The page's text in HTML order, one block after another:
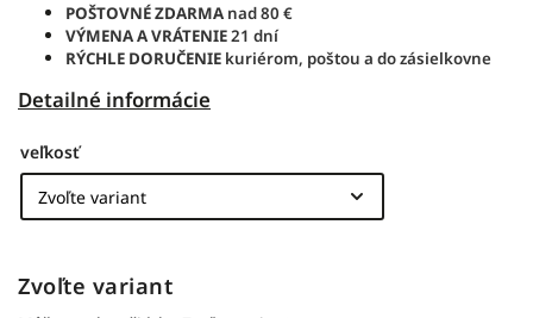
POŠTOVNÉ ZDARMA nad 80 €
VÝMENA A VRÁTENIE21 dní
RÝCHLE DORUČENIE kuriérom, poštou a do zásielkovne
Detailné informácie
veľkosť
Zvoľte variant